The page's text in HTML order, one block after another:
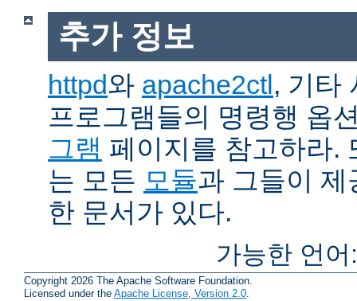
추가 정보
httpd와 apache2ctl, 기타
프로그램들의 명령행 옵
그램 페이지를 참고하라.
는 모든 모듈과 그들이
한 문서가 있다.
가능한 언
Copyright 2026 The Apache Software Foundation.
Licensed under the Apache License, Version 2.0.